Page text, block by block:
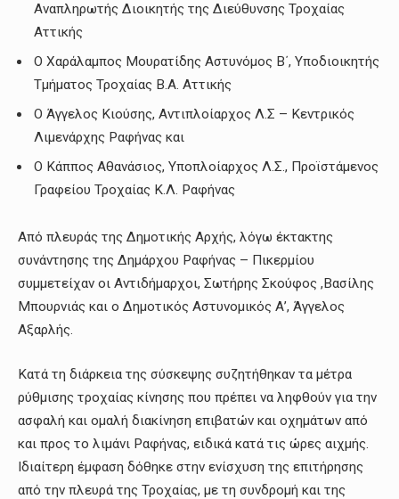
Αναπληρωτής Διοικητής της Διεύθυνσης Τροχαίας
Αττικής
Ο Χαράλαμπος Μουρατίδης Αστυνόμος Β΄, Υποδιοικητής
Τμήματος Τροχαίας Β.Α. Αττικής
Ο Άγγελος Κιούσης, Αντιπλοίαρχος Λ.Σ – Κεντρικός
Λιμενάρχης Ραφήνας και
Ο Κάππος Αθανάσιος, Υποπλοίαρχος Λ.Σ., Προϊστάμενος
Γραφείου Τροχαίας Κ.Λ. Ραφήνας
Από πλευράς της Δημοτικής Αρχής, λόγω έκτακτης
συνάντησης της Δημάρχου Ραφήνας – Πικερμίου
συμμετείχαν οι Αντιδήμαρχοι, Σωτήρης Σκούφος ,Βασίλης
Μπουρνιάς και ο Δημοτικός Αστυνομικός Α’, Άγγελος
Αξαρλής.
Κατά τη διάρκεια της σύσκεψης συζητήθηκαν τα μέτρα
ρύθμισης τροχαίας κίνησης που πρέπει να ληφθούν για την
ασφαλή και ομαλή διακίνηση επιβατών και οχημάτων από
και προς το λιμάνι Ραφήνας, ειδικά κατά τις ώρες αιχμής.
Ιδιαίτερη έμφαση δόθηκε στην ενίσχυση της επιτήρησης
από την πλευρά της Τροχαίας, με τη συνδρομή και της